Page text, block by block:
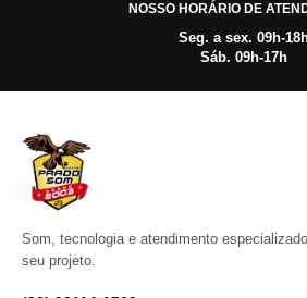
NOSSO HORÁRIO DE
Seg. a sex. 09h-
Sáb. 09h-17h
Som, tecnologia e atendimento
seu projeto.